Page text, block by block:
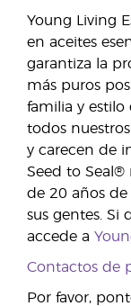
Young Living
en aceites
garantiza la
más puros
familia y estilo
todos
y carecen de
Seed to
de 20 años
sus gentes. Si
accede a
Contactos de
Por favor,